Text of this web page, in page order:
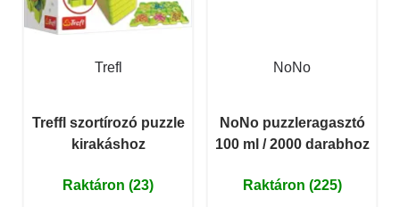
Trefl
Treffl szortírozó puzzle
kirakáshoz
Raktáron (23)
NoNo
NoNo puzzleragasztó
100 ml / 2000 darabhoz
Raktáron (225)